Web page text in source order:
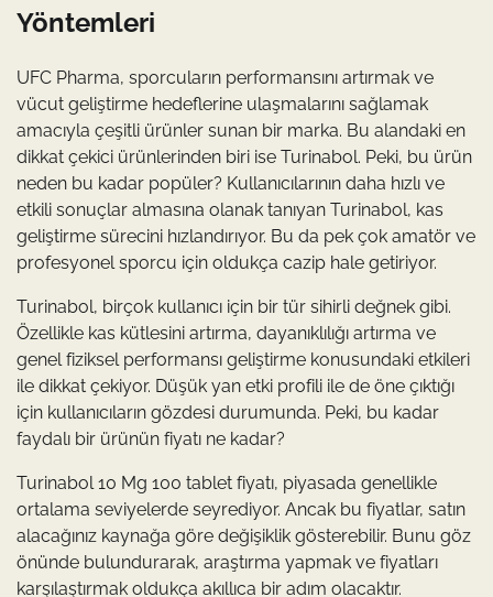
Yöntemleri
UFC Pharma, sporcuların performansını artırmak ve
vücut geliştirme hedeflerine ulaşmalarını sağlamak
amacıyla çeşitli ürünler sunan bir marka. Bu alandaki en
dikkat çekici ürünlerinden biri ise Turinabol. Peki, bu ürün
neden bu kadar popüler? Kullanıcılarının daha hızlı ve
etkili sonuçlar almasına olanak tanıyan Turinabol, kas
geliştirme sürecini hızlandırıyor. Bu da pek çok amatör ve
profesyonel sporcu için oldukça cazip hale getiriyor.
Turinabol, birçok kullanıcı için bir tür sihirli değnek gibi.
Özellikle kas kütlesini artırma, dayanıklılığı artırma ve
genel fiziksel performansı geliştirme konusundaki etkileri
ile dikkat çekiyor. Düşük yan etki profili ile de öne çıktığı
için kullanıcıların gözdesi durumunda. Peki, bu kadar
faydalı bir ürünün fiyatı ne kadar?
Turinabol 10 Mg 100 tablet fiyatı, piyasada genellikle
ortalama seviyelerde seyrediyor. Ancak bu fiyatlar, satın
alacağınız kaynağa göre değişiklik gösterebilir. Bunu göz
önünde bulundurarak, araştırma yapmak ve fiyatları
karşılaştırmak oldukça akıllıca bir adım olacaktır.